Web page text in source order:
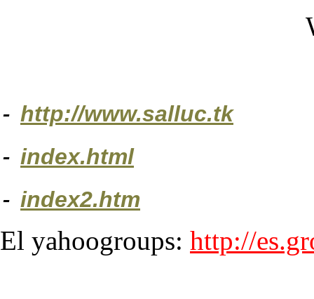
- http://www.salluc.tk
- index.html
- index2.htm
El yahoogroups: http://